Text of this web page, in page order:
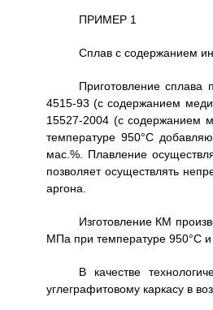
ПРИМЕР 1
Сплав с содержанием
Приготовление
4515-93 (с содержанием
15527-2004 (с содержанием
температуре 950°С
мас.%. Плавление
позволяет осуществлять
аргона.
Изготовление КМ
МПа при температуре 950°С
В качестве
углеграфитовому каркасу в